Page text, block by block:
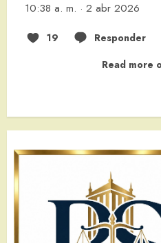
10:38 a. m. · 2 abr 2026
19 Responder
Read more